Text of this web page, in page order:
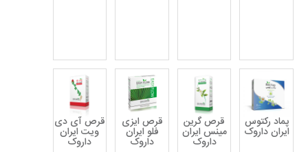
پماد رکتوس
ایران داروک
قرص گرین
مینس ایران
داروک
قرص ایزی
فلو ایران
داروک
قرص آی دی
ویت ایران
داروک